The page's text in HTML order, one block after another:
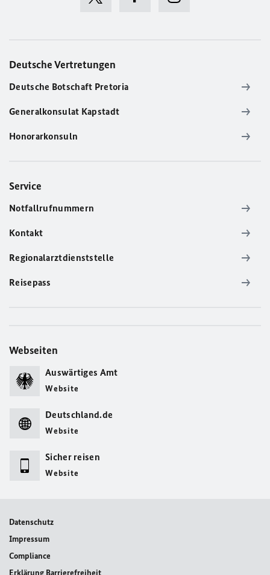
Deutsche Vertretungen
Deutsche Botschaft Pretoria
Generalkonsulat Kapstadt
Honorarkonsuln
Service
Notfallrufnummern
Kontakt
Regionalarztdienststelle
Reisepass
Webseiten
Auswärtiges Amt
Website
Deutschland.de
Website
Sicher reisen
Website
Datenschutz
Impressum
Compliance